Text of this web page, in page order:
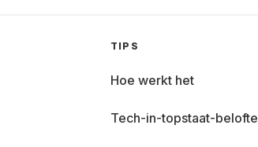
TIPS
Hoe werkt het
Tech-in-topstaat-belofte